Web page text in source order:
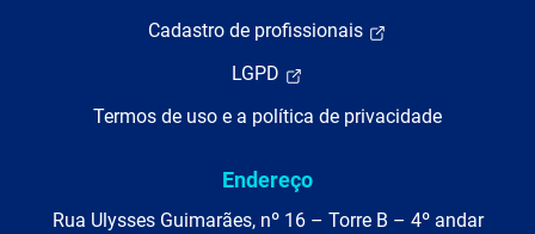
Cadastro de profissionais
LGPD
Termos de uso e a política de privacidade
Endereço
Rua Ulysses Guimarães, nº 16 – Torre B – 4º andar